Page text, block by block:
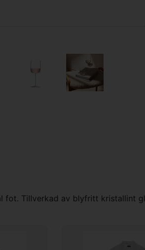
fot. Tillverkad av blyfritt kristallint